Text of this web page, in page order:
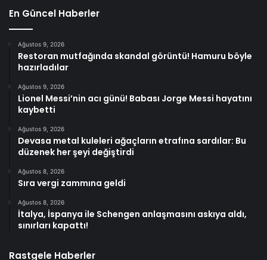
En Güncel Haberler
Ağustos 9, 2026
Restoran mutfağında skandal görüntü! Hamuru böyle
hazırladılar
Ağustos 9, 2026
Lionel Messi’nin acı günü! Babası Jorge Messi hayatını
kaybetti
Ağustos 9, 2026
Devasa metal kuleleri ağaçların etrafına sardılar: Bu
düzenek her şeyi değiştirdi
Ağustos 8, 2026
Sıra vergi zammına geldi
Ağustos 8, 2026
İtalya, İspanya ile Schengen anlaşmasını askıya aldı,
sınırları kapattı!
Rastgele Haberler